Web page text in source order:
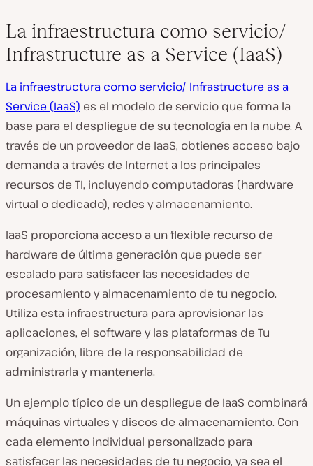
La infraestructura como servicio/
Infrastructure as a Service (IaaS)
La infraestructura como servicio/ Infrastructure as a
Service (IaaS) es el modelo de servicio que forma la
base para el despliegue de su tecnología en la nube. A
través de un proveedor de IaaS, obtienes acceso bajo
demanda a través de Internet a los principales
recursos de TI, incluyendo computadoras (hardware
virtual o dedicado), redes y almacenamiento.
IaaS proporciona acceso a un flexible recurso de
hardware de última generación que puede ser
escalado para satisfacer las necesidades de
procesamiento y almacenamiento de tu negocio.
Utiliza esta infraestructura para aprovisionar las
aplicaciones, el software y las plataformas de Tu
organización, libre de la responsabilidad de
administrarla y mantenerla.
Un ejemplo típico de un despliegue de IaaS combinará
máquinas virtuales y discos de almacenamiento. Con
cada elemento individual personalizado para
satisfacer las necesidades de tu negocio, ya sea el